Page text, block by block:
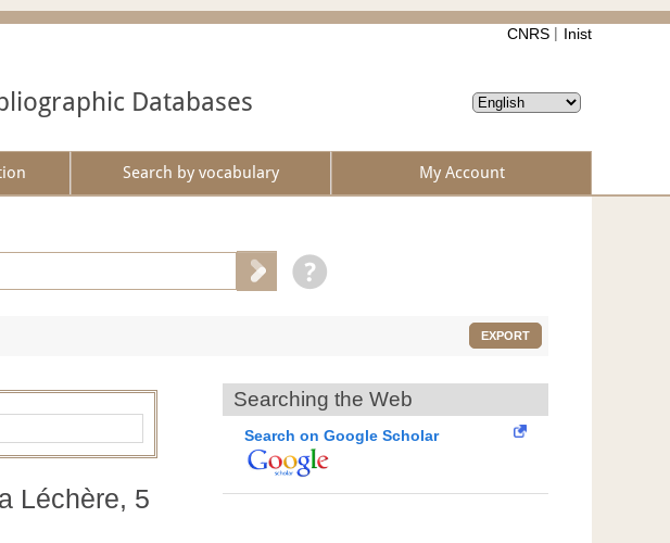
CNRS Inist
Databases
Search by vocabulary My Account
EXPORT
Léchère, 5
Searching the Web
Search on Google Scholar